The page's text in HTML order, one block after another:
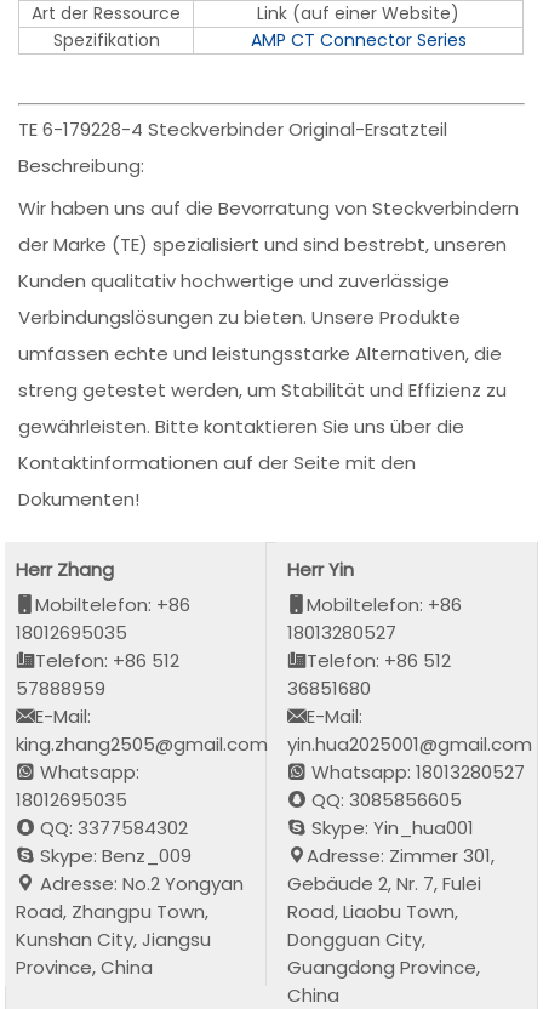
Art der Ressource
Link (auf einer Website)
Spezifikation
AMP CT Connector Series
TE 6-179228-4 Steckverbinder Original-Ersatzteil
Beschreibung:
Wir haben uns auf die Bevorratung von Steckverbindern
der Marke (TE) spezialisiert und sind bestrebt, unseren
Kunden qualitativ hochwertige und zuverlässige
Verbindungslösungen zu bieten. Unsere Produkte
umfassen echte und leistungsstarke Alternativen, die
streng getestet werden, um Stabilität und Effizienz zu
gewährleisten. Bitte kontaktieren Sie uns über die
Kontaktinformationen auf der Seite mit den
Dokumenten!
Herr Zhang
Mobiltelefon: +86
18012695035
Telefon: +86 512
57888959
E-Mail:
king.zhang2505@gmail.com
Whatsapp:
18012695035
QQ: 3377584302
Skype: Benz_009
Adresse: No.2 Yongyan
Road, Zhangpu Town,
Kunshan City, Jiangsu
Province, China
Herr Yin
Mobiltelefon: +86
18013280527
Telefon: +86 512
36851680
E-Mail:
yin.hua2025001@gmail.com
Whatsapp: 18013280527
QQ: 3085856605
Skype: Yin_hua001
Adresse: Zimmer 301,
Gebäude 2, Nr. 7, Fulei
Road, Liaobu Town,
Dongguan City,
Guangdong Province,
China